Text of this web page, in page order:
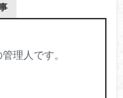
理人です。